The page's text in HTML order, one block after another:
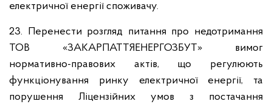
електричної енергії споживачу.
23. Перенести розгляд питання про недотримання
ТОВ «ЗАКАРПАТТЯЕНЕРГОЗБУТ» вимог
нормативно-правових актів, що регулюють
функціонування ринку електричної енергії, та
порушення Ліцензійних умов з постачання